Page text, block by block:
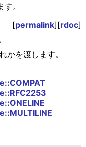
。
[permalink][rdoc]
かを渡します。